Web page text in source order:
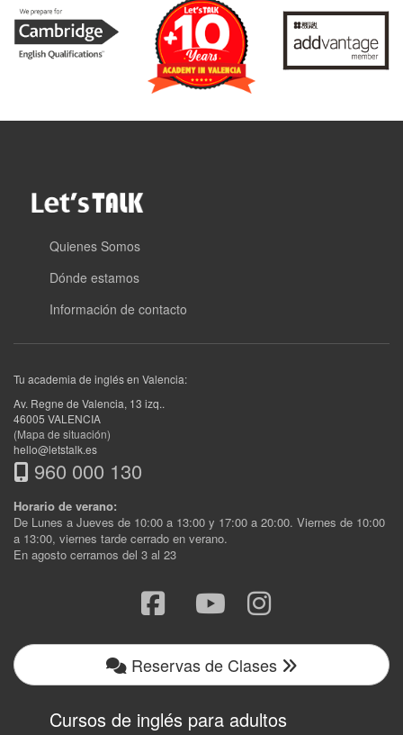
Quienes Somos
Dónde estamos
Información de contacto
Tu academia de inglés en Valencia:
Av. Regne de Valencia, 13 izq..
46005 VALENCIA
(Mapa de situación)
hello@letstalk.es
960 000 130
Horario de verano:
De Lunes a Jueves de 10:00 a 13:00 y 17:00 a 20:00. Viernes de 10:00
a 13:00, viernes tarde cerrado en verano.
En agosto cerramos del 3 al 23
Reservas de Clases
Cursos de inglés para adultos